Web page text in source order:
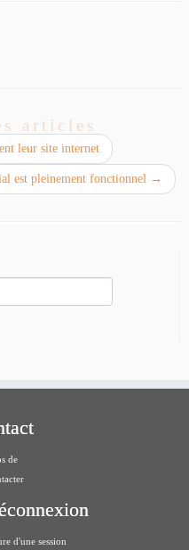
articles
leur site internet
est pleinement fonctionnel →
de
d'une session